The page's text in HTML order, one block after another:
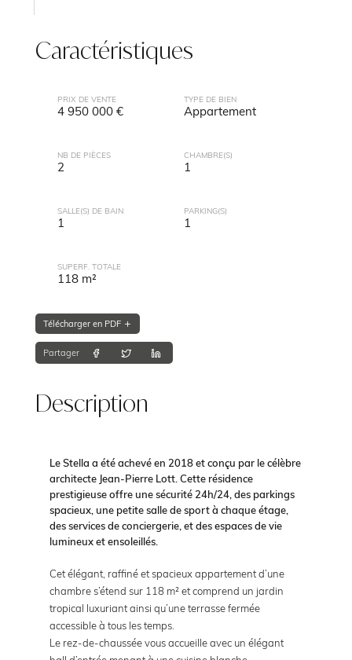
Caractéristiques
PRIX DE VENTE
4 950 000 €
TYPE DE BIEN
Appartement
NB DE PIÈCES
2
CHAMBRE(S)
1
SALLE(S) DE BAIN
1
PARKING(S)
1
SUPERF. TOTALE
118 m²
Télécharger en PDF
Partager
Description
Le Stella a été achevé en 2018 et conçu par le célèbre
architecte Jean-Pierre Lott. Cette résidence
prestigieuse offre une sécurité 24h/24, des parkings
spacieux, une petite salle de sport à chaque étage,
des services de conciergerie, et des espaces de vie
lumineux et ensoleillés.
Cet élégant, raffiné et spacieux appartement d’une
chambre s’étend sur 118 m² et comprend un jardin
tropical luxuriant ainsi qu’une terrasse fermée
accessible à tous les temps.
Le rez-de-chaussée vous accueille avec un élégant